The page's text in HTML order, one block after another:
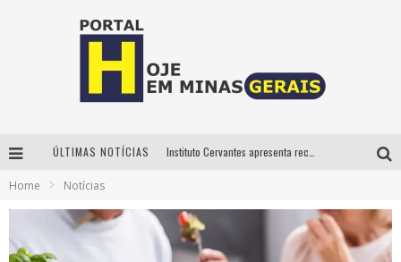
ÚLTIMAS NOTÍCIAS
É neste sábado: Marcelinho de Lima e Trio Virgulino agitam o Forró do Givanildo em Pedro Leopoldo
Projeta Cultura abre inscrições gratuitas em São João del-Rei para oficinas de elaboração de projetos culturais e inteligência artificial
Home Notícias